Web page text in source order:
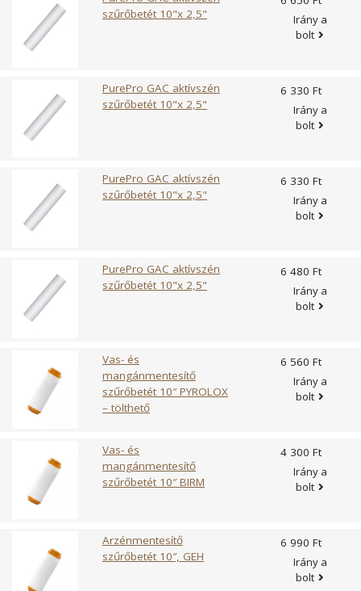
szűrőbetét 10"x 2,5"
Irány a
bolt
PurePro GAC aktívszén
szűrőbetét 10"x 2,5"
6 330 Ft
Irány a
bolt
PurePro GAC aktívszén
szűrőbetét 10"x 2,5"
6 330 Ft
Irány a
bolt
PurePro GAC aktívszén
szűrőbetét 10"x 2,5"
6 480 Ft
Irány a
bolt
Vas- és
mangánmentesítő
szűrőbetét 10″ PYROLOX
– tölthető
6 560 Ft
Irány a
bolt
Vas- és
mangánmentesítő
szűrőbetét 10″ BIRM
4 300 Ft
Irány a
bolt
Arzénmentesítő
szűrőbetét 10″, GEH
6 990 Ft
Irány a
bolt